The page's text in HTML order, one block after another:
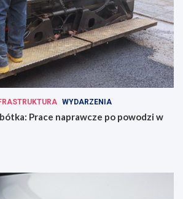
WYDARZENIA
Prace naprawcze po powodzi w